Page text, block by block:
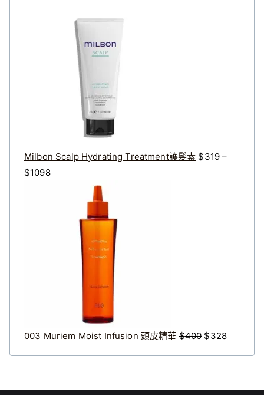
價
格
：
Milbon Scalp Hydrating Treatment護髮素 $319 –
$1098價
$
003 Muriem Moist Infusion 頭皮精華 $400 。
$328